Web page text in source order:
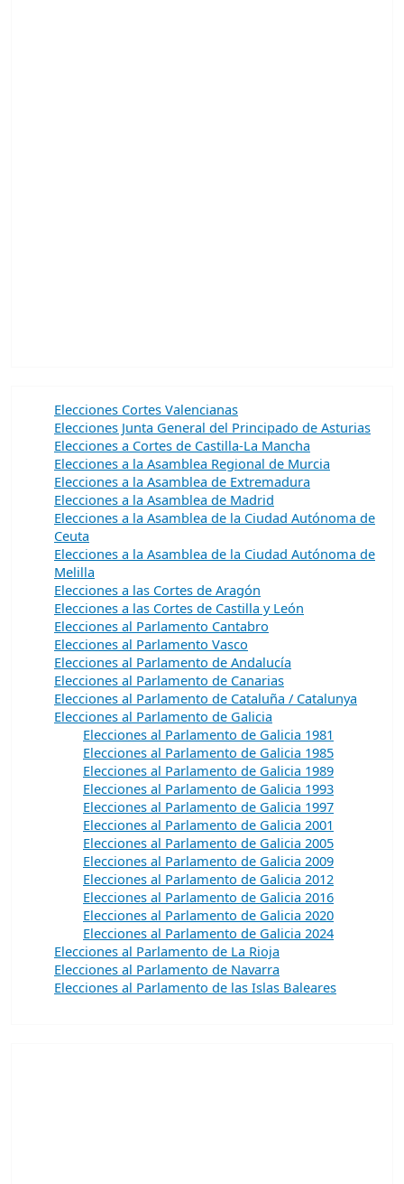
Elecciones Cortes Valencianas
Elecciones Junta General del Principado de Asturias
Elecciones a Cortes de Castilla-La Mancha
Elecciones a la Asamblea Regional de Murcia
Elecciones a la Asamblea de Extremadura
Elecciones a la Asamblea de Madrid
Elecciones a la Asamblea de la Ciudad Autónoma de
Ceuta
Elecciones a la Asamblea de la Ciudad Autónoma de
Melilla
Elecciones a las Cortes de Aragón
Elecciones a las Cortes de Castilla y León
Elecciones al Parlamento Cantabro
Elecciones al Parlamento Vasco
Elecciones al Parlamento de Andalucía
Elecciones al Parlamento de Canarias
Elecciones al Parlamento de Cataluña / Catalunya
Elecciones al Parlamento de Galicia
Elecciones al Parlamento de Galicia 1981
Elecciones al Parlamento de Galicia 1985
Elecciones al Parlamento de Galicia 1989
Elecciones al Parlamento de Galicia 1993
Elecciones al Parlamento de Galicia 1997
Elecciones al Parlamento de Galicia 2001
Elecciones al Parlamento de Galicia 2005
Elecciones al Parlamento de Galicia 2009
Elecciones al Parlamento de Galicia 2012
Elecciones al Parlamento de Galicia 2016
Elecciones al Parlamento de Galicia 2020
Elecciones al Parlamento de Galicia 2024
Elecciones al Parlamento de La Rioja
Elecciones al Parlamento de Navarra
Elecciones al Parlamento de las Islas Baleares